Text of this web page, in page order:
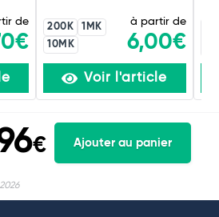
de
200K
1MK
10MK
à partir de
6,00€
Voir l'article
€ Ajouter au panier